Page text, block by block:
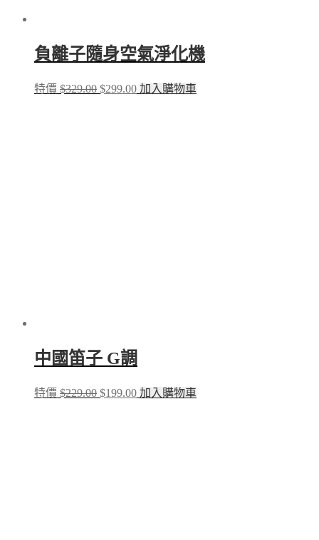
負離子隨身空氣淨化機
特價 $329.00 Original
price
$299.00Current
price
加入購物車
中國笛子 G調
特價 $229.00 Original
price
$199.00Current
price
加入購物車